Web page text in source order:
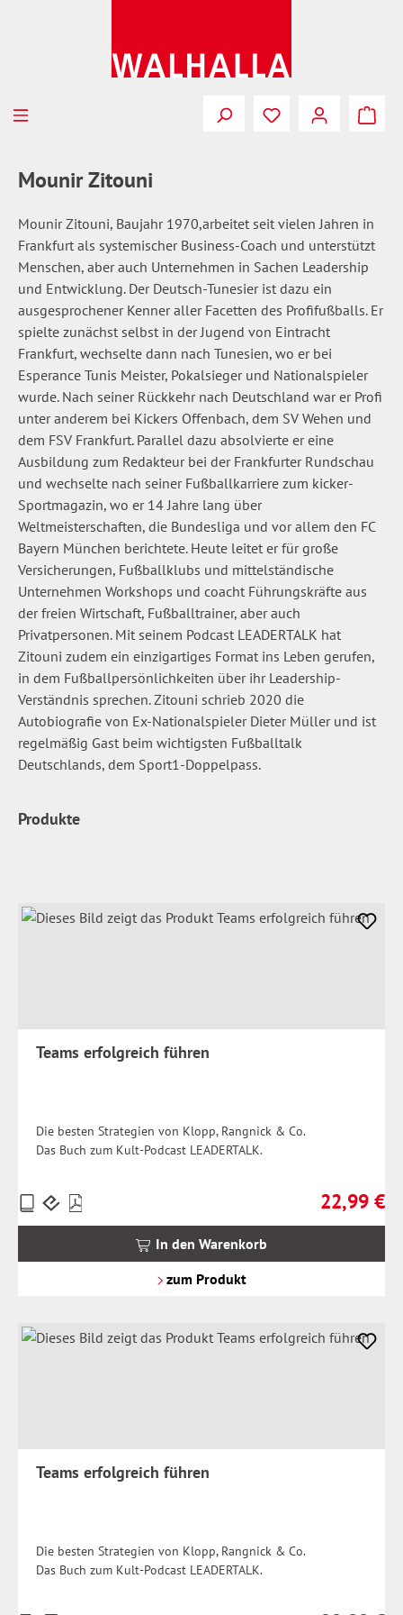
Du hast 0
Mounir Zitouni
Mounir Zitouni, Baujahr 1970,arbeitet seit vielen Jahren in
Frankfurt als systemischer Business-Coach und unterstützt
Menschen, aber auch Unternehmen in Sachen Leadership
und Entwicklung. Der Deutsch-Tunesier ist dazu ein
ausgesprochener Kenner aller Facetten des Profifußballs. Er
spielte zunächst selbst in der Jugend von Eintracht
Frankfurt, wechselte dann nach Tunesien, wo er bei
Esperance Tunis Meister, Pokalsieger und Nationalspieler
wurde. Nach seiner Rückkehr nach Deutschland war er Profi
unter anderem bei Kickers Offenbach, dem SV Wehen und
dem FSV Frankfurt. Parallel dazu absolvierte er eine
Ausbildung zum Redakteur bei der Frankfurter Rundschau
und wechselte nach seiner Fußballkarriere zum kicker-
Sportmagazin, wo er 14 Jahre lang über
Weltmeisterschaften, die Bundesliga und vor allem den FC
Bayern München berichtete. Heute leitet er für große
Versicherungen, Fußballklubs und mittelständische
Unternehmen Workshops und coacht Führungskräfte aus
der freien Wirtschaft, Fußballtrainer, aber auch
Privatpersonen. Mit seinem Podcast LEADERTALK hat
Zitouni zudem ein einzigartiges Format ins Leben gerufen,
in dem Fußballpersönlichkeiten über ihr Leadership-
Verständnis sprechen. Zitouni schrieb 2020 die
Autobiografie von Ex-Nationalspieler Dieter Müller und ist
regelmäßig Gast beim wichtigsten Fußballtalk
Deutschlands, dem Sport1-Doppelpass.
Produkte
Teams erfolgreich führen
Die besten Strategien von Klopp, Rangnick & Co.
Das Buch zum Kult-Podcast LEADERTALK.
Regulärer
22,99 €
Preise
inkl.
In den Warenkorb
zum Produkt
Teams erfolgreich führen
Die besten Strategien von Klopp, Rangnick & Co.
Das Buch zum Kult-Podcast LEADERTALK.